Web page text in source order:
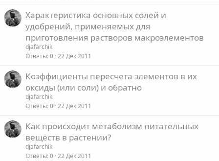
Характеристика основных солей и
удобрений, применяемых для
приготовления растворов макроэлементов
djafarchik
Ответы 0 22 Дек 2011
Коэффициенты пересчета элементов в их
оксиды (или соли) и обратно
djafarchik
Ответы 0 22 Дек 2011
Как происходит метаболизм питательных
веществ в растении?
djafarchik
Ответы 0 22 Дек 2011